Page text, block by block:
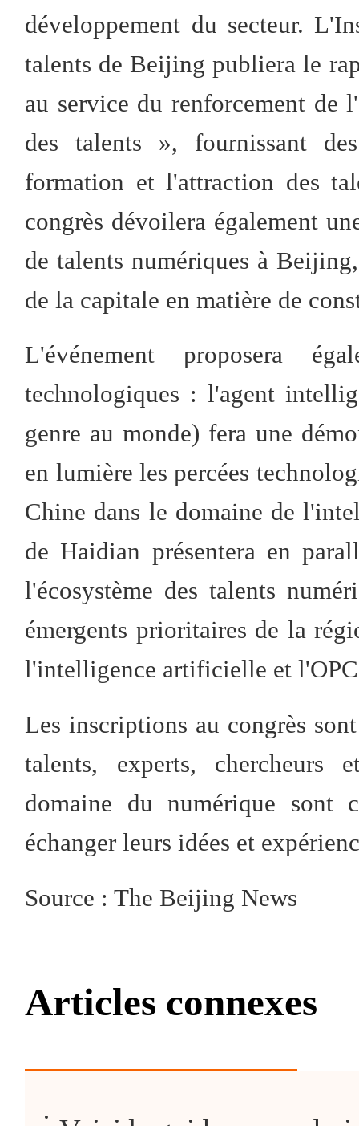
développement du secteur.
talents de Beijing publiera le
au service du renforcement de
des talents », fournissant
formation et l'attraction des
congrès dévoilera également
de talents numériques à
de la capitale en matière de
L'événement proposera
technologiques : l'agent
genre au monde) fera une
en lumière les percées
Chine dans le domaine de
de Haidian présentera en
l'écosystème des talents
émergents prioritaires de la
l'intelligence artificielle et
Les inscriptions au congrès
talents, experts, chercheurs
domaine du numérique sont
échanger leurs idées et
Source : The Beijing News
Articles connexes